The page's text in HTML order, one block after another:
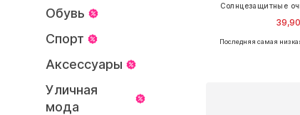
Обувь
Спорт
Аксессуары
Уличная
мода
Солнцезащитные
Доступные
Последняя самая